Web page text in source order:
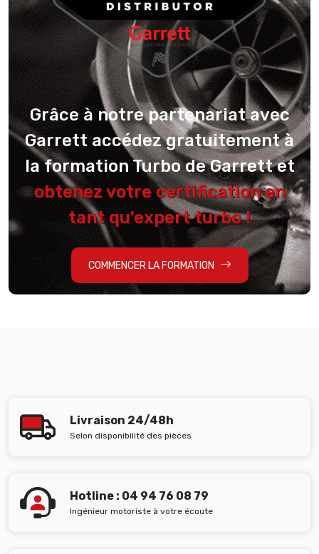
Grâce à notre partenariat avec
Garrett accédez gratuitement à
la formation Turbo de Garrett et
obtenez votre certification en
tant qu'expert turbo !
COMMENCER LA FORMATION
Livraison 24/48h
Selon disponibilité des pièces
Hotline : 04 94 76 08 79
Ingénieur motoriste à votre écoute